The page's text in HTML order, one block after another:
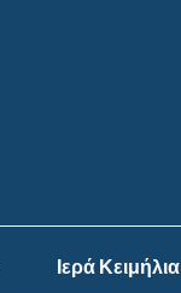
Ιερά Κειμήλια